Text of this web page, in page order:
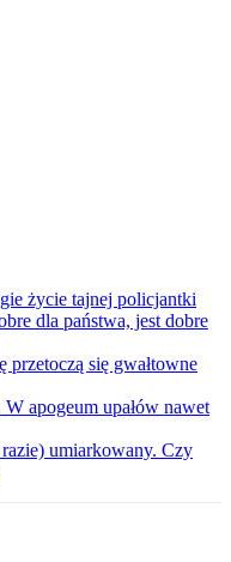
życie tajnej policjantki
dla państwa, jest dobre
przetoczą się gwałtowne
apogeum upałów nawet
umiarkowany. Czy